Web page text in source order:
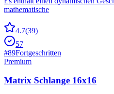
mathematische
4.7(39)
57
#89Fortgeschritten
Premium
Matrix Schlange 16x16